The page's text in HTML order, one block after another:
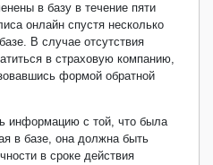
в базу в течение пяти
онлайн спустя несколько
В случае отсутствия
в страховую компанию,
формой обратной
информацию с той, что была
в базе, она должна быть
в сроке действия